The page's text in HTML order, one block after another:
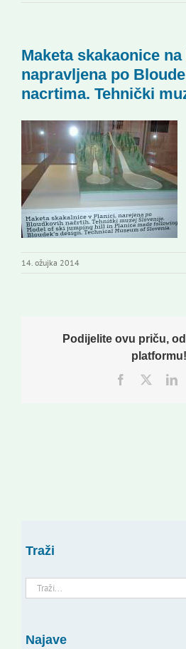
Kontakti
Novi odmev – naše glasilo
Izdavaštvo
Korisne informacije
Maketa skakaonice
napravljena po
nacrtima. Tehnički
14. ožujka 2014
Podijelite ovu priču,
platformu!
Facebook
Twitter
Traži
Traži...
Najave